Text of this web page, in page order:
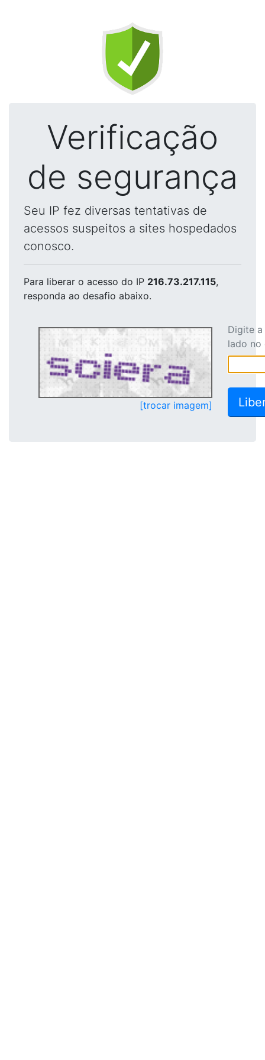
Verificação
de segurança
Seu IP fez diversas tentativas de
acessos suspeitos a sites hospedados
conosco.
Para liberar o acesso do IP 216.73.217.115,
responda ao desafio abaixo.
[trocar imagem]
Digite
lado no